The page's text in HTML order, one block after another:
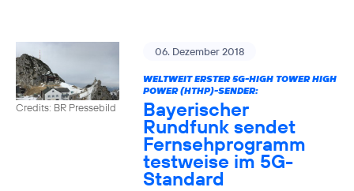
Credits: BR Pressebild
06. Dezember 2018
WELTWEIT ERSTER 5G-HIGH TOWER HIGH
POWER (HTHP)-SENDER:
Bayerischer
Rundfunk sendet
Fernsehprogramm
testweise im 5G-
Standard